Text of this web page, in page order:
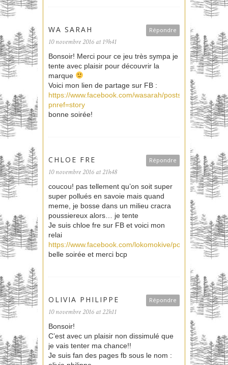
Répondre
WA SARAH
10 novembre 2016 at 19h41
Bonsoir! Merci pour ce jeu très sympa je
tente avec plaisir pour découvrir la
marque
Voici mon lien de partage sur FB :
https://www.facebook.com/wasarah/posts/
pnref=story
bonne soirée!
Répondre
CHLOE FRE
10 novembre 2016 at 21h48
coucou! pas tellement qu’on soit super
super pollués en savoie mais quand
meme, je bosse dans un milieu cracra
poussiereux alors… je tente
Je suis chloe fre sur FB et voici mon
relai
https://www.facebook.com/lokomokive/posts/
belle soirée et merci bcp
Répondre
OLIVIA PHILIPPE
10 novembre 2016 at 22h11
Bonsoir!
C’est avec un plaisir non dissimulé que
je vais tenter ma chance!!
Je suis fan des pages fb sous le nom :